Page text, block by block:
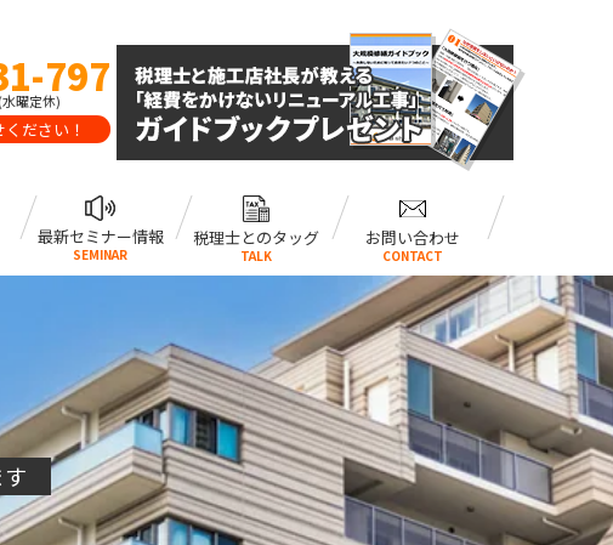
797
曜定休)
ださい！
最新セミナー情報
SEMINAR
税理士とのタッグ
TALK
お問い合わせ
CONTACT